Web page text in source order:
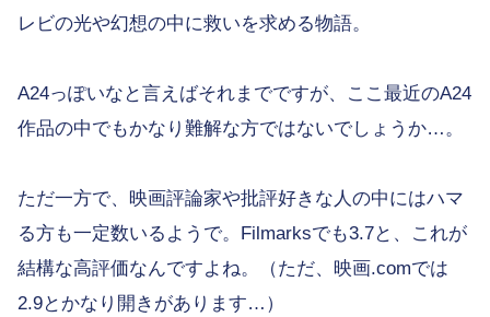
レビの光や幻想の中に救いを求める物語。
A24っぽいなと言えばそれまでですが、ここ最近のA24
作品の中でもかなり難解な方ではないでしょうか…。
ただ一方で、映画評論家や批評好きな人の中にはハマ
る方も一定数いるようで。Filmarksでも3.7と、これが
結構な高評価なんですよね。（ただ、映画.comでは
2.9とかなり開きがあります…）